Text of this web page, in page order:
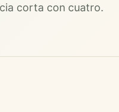
corta con cuatro.